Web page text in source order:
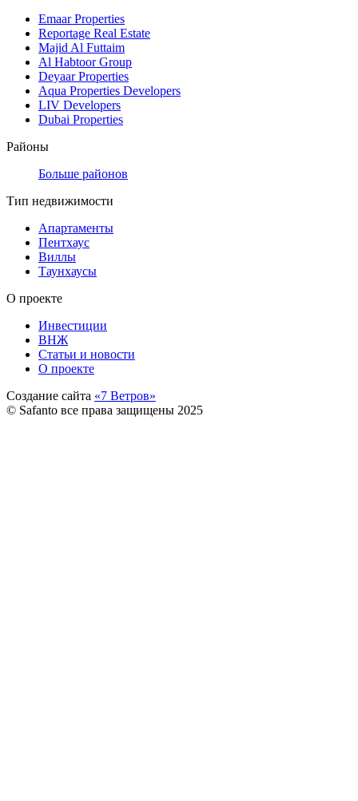
Emaar Properties
Reportage Real Estate
Majid Al Futtaim
Al Habtoor Group
Deyaar Properties
Aqua Properties Developers
LIV Developers
Dubai Properties
Районы
Больше районов
Тип недвижимости
Апартаменты
Пентхаус
Виллы
Таунхаусы
О проекте
Инвестиции
ВНЖ
Статьи и новости
О проекте
Создание сайта «7 Ветров»
© Safanto все права защищены 2025